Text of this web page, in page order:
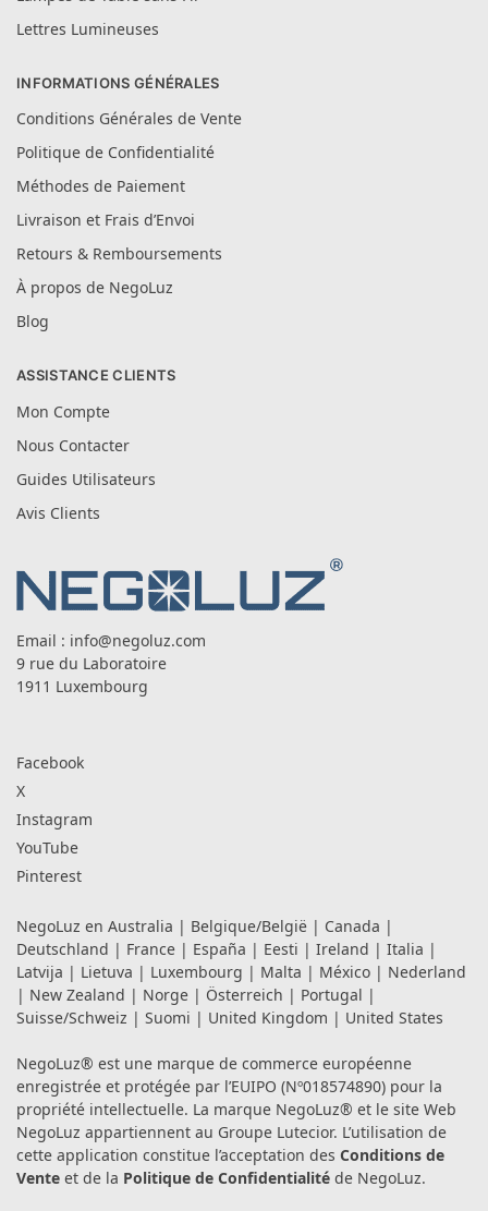
Lettres Lumineuses
INFORMATIONS GÉNÉRALES
Conditions Générales de Vente
Politique de Confidentialité
Méthodes de Paiement
Livraison et Frais d’Envoi
Retours & Remboursements
À propos de NegoLuz
Blog
ASSISTANCE CLIENTS
Mon Compte
Nous Contacter
Guides Utilisateurs
Avis Clients
Email : info@negoluz.com
9 rue du Laboratoire
1911 Luxembourg
Facebook
X
Instagram
YouTube
Pinterest
NegoLuz en Australia | Belgique/België | Canada |
Deutschland | France | España | Eesti | Ireland | Italia |
Latvija | Lietuva | Luxembourg | Malta | México | Nederland
| New Zealand | Norge | Österreich | Portugal |
Suisse/Schweiz | Suomi | United Kingdom | United States
NegoLuz® est une marque de commerce européenne
enregistrée et protégée par l’EUIPO (Nº018574890) pour la
propriété intellectuelle. La marque NegoLuz® et le site Web
NegoLuz appartiennent au Groupe Lutecior. L’utilisation de
cette application constitue l’acceptation des Conditions de
Vente et de la Politique de Confidentialité de NegoLuz.